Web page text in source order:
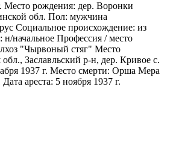
Место рождения: дер. Воронки
обл. Пол: мужчина
Социальное происхождение: из
н/начальное Профессия / место
"Чырвоный стяг" Место
Заславльский р-н, дер. Кривое с.
1937 г. Место смерти: Орша Мера
ареста: 5 ноября 1937 г.